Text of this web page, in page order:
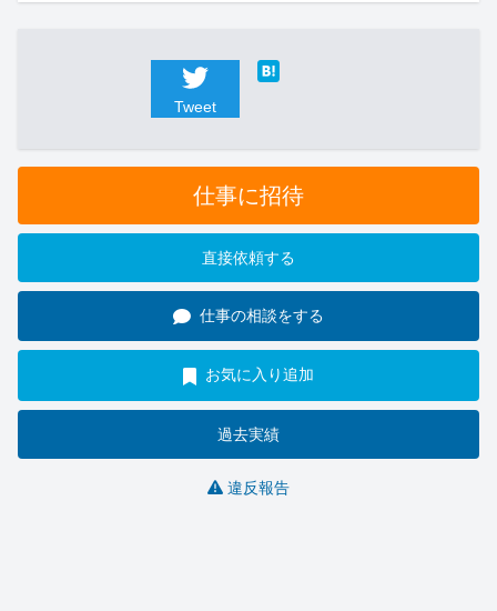
Tweet
仕事に招待
直接依頼する
仕事の相談をする
お気に入り追加
過去実績
違反報告